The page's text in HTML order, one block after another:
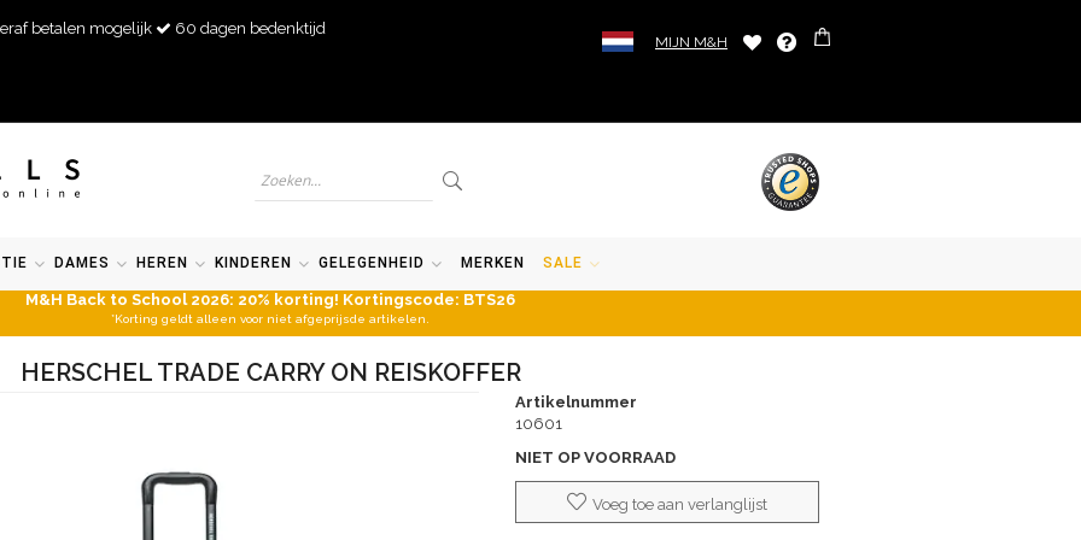
betalen mogelijk 60 dagen bedenktijd
MIJN M&H
DAMES HEREN KINDEREN GELEGENHEID MERKEN SALE
M&H Back to School 2026: 20% korting! Kortingscode: BTS26
*Korting geldt alleen voor niet afgeprijsde artikelen.
HERSCHEL TRADE CARRY ON REISKOFFER
Artikelnummer
10601
NIET OP VOORRAAD
Voeg toe aan verlanglijst